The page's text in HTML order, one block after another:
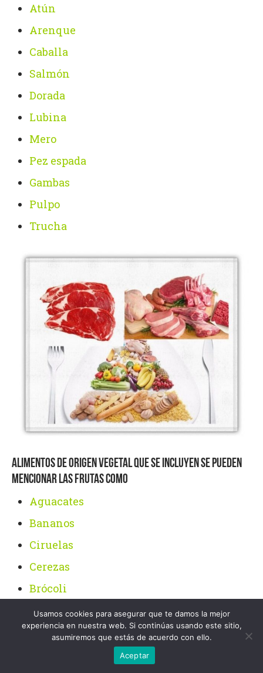
Atún
Arenque
Caballa
Salmón
Dorada
Lubina
Mero
Pez espada
Gambas
Pulpo
Trucha
ALIMENTOS DE ORIGEN VEGETAL QUE SE INCLUYEN SE PUEDEN
MENCIONAR LAS FRUTAS COMO
Aguacates
Bananos
Ciruelas
Cerezas
Brócoli
Zanahoria
Papa
Usamos cookies para asegurar que te damos la mejor
experiencia en nuestra web. Si continúas usando este sitio,
asumiremos que estás de acuerdo con ello.
Aceptar